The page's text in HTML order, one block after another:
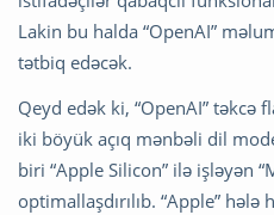
Lakin bu halda “OpenAI”
tətbiq edəcək.
Qeyd edək ki, “OpenAI” təkcə
iki böyük açıq mənbəli dil
biri “Apple Silicon” ilə işləyən
optimallaşdırılıb. “Apple”